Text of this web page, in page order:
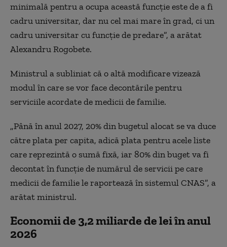
minimală pentru a ocupa această funcţie este de a fi
cadru universitar, dar nu cel mai mare în grad, ci un
cadru universitar cu funcţie de predare”, a arătat
Alexandru Rogobete.
Ministrul a subliniat că o altă modificare vizează
modul în care se vor face decontările pentru
serviciile acordate de medicii de familie.
„Până în anul 2027, 20% din bugetul alocat se va duce
către plata per capita, adică plata pentru acele liste
care reprezintă o sumă fixă, iar 80% din buget va fi
decontat în funcţie de numărul de servicii pe care
medicii de familie le raportează în sistemul CNAS”, a
arătat ministrul.
Economii de 3,2 miliarde de lei în anul
2026